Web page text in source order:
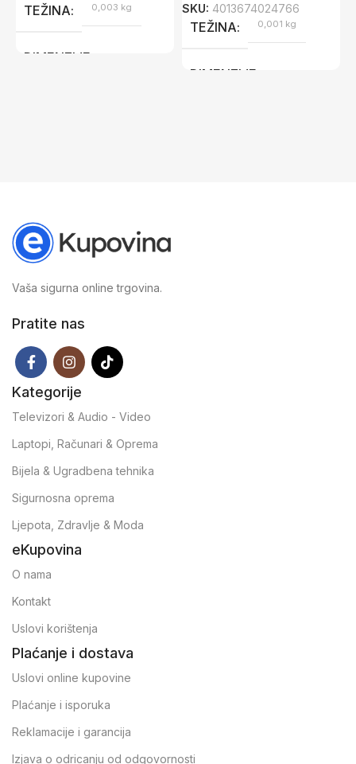
TEŽINA 0,003 kg
DIMENZIJE
SKU: 4013674024766
TEŽINA 0,001 kg
DIMENZIJE
Vaša sigurna online trgovina.
Pratite nas
Kategorije
Televizori & Audio - Video
Laptopi, Računari & Oprema
Bijela & Ugradbena tehnika
Sigurnosna oprema
Ljepota, Zdravlje & Moda
eKupovina
O nama
Kontakt
Uslovi korištenja
Plaćanje i dostava
Uslovi online kupovine
Plaćanje i isporuka
Reklamacije i garancija
Izjava o odricanju od odgovornosti